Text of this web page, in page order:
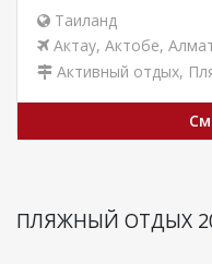
Таиланд
Актау, Актобе,
Активный отдых,
ПЛЯЖНЫЙ ОТДЫХ